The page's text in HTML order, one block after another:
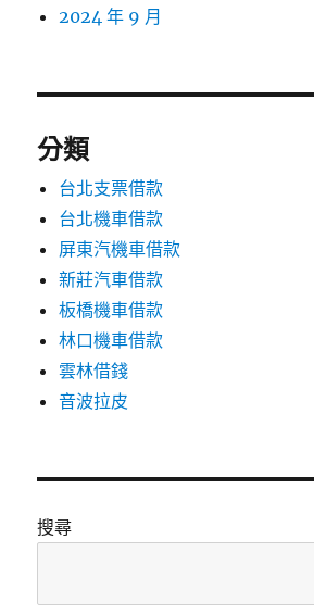
2024 年 9 月
分類
台北支票借款
台北機車借款
屏東汽機車借款
新莊汽車借款
板橋機車借款
林口機車借款
雲林借錢
音波拉皮
搜尋